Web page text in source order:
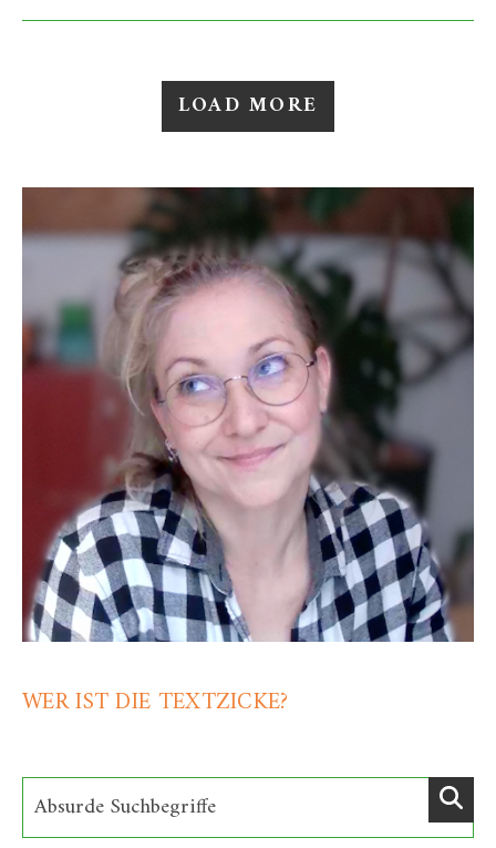
LOAD MORE
WER IST DIE TEXTZICKE?